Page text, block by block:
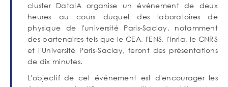
cluster DataIA organise un événement de deux
heures au cours duquel des laboratoires de
physique de l'université Paris-Saclay, notamment
des partenaires tels que le CEA, l'ENS, l'Inria, le CNRS
et l'Université Paris-Saclay, feront des présentations
de dix minutes.
L'objectif de cet événement est d'encourager les